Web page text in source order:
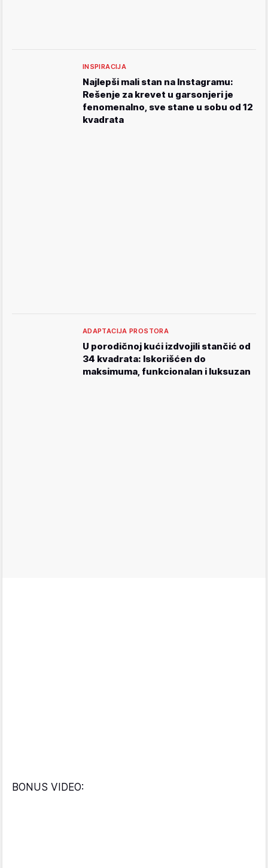
INSPIRACIJA
Najlepši mali stan na Instagramu:
Rešenje za krevet u garsonjeri je
fenomenalno, sve stane u sobu od 12
kvadrata
ADAPTACIJA PROSTORA
U porodičnoj kući izdvojili stančić od
34 kvadrata: Iskorišćen do
maksimuma, funkcionalan i luksuzan
BONUS VIDEO: